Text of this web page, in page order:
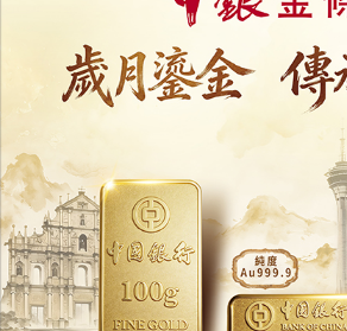
高盛大摩收緊員工預測市場交易
金融 宏觀及政治合約列入禁區